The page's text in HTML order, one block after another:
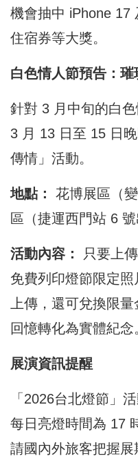
機會抽中 iPhone 17
住宿券等大獎。
白色情人節預告：
針對 3 月中旬的白
3 月 13 日至 15 日
傳情」活動。
地點：
花博展區（
區（捷運西門站 6 號
活動內容：
只要上
免費列印燈節限定
上傳，還可兌換限
回憶轉化為實體紀念
展演資訊提醒
「2026台北燈節」
每日亮燈時間為 17
請國內外旅客把握